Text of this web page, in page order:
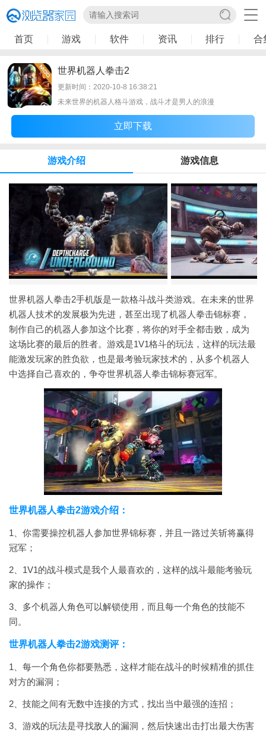
首页 游戏 软件 资讯 排行 合
世界机器人拳击2
更新时间：2020-10-8 16:38:21
未来世界的机器人格斗游戏，战斗才是男人的浪漫
立即下载
游戏介绍 游戏信息
世界机器人拳击2手机版是一款格斗战斗类游戏。在未来的世界
机器人技术的发展极为先进，甚至出现了机器人拳击锦标赛，
制作自己的机器人参加这个比赛，将你的对手全都击败，成为
这场比赛的最后的胜者。游戏是1V1格斗的玩法，这样的玩法最
能激发玩家的胜负欲，也是最考验玩家技术的，从多个机器人
中选择自己喜欢的，争夺世界机器人拳击锦标赛冠军。
世界机器人拳击2游戏介绍：
1、你需要操控机器人参加世界锦标赛，并且一路过关斩将赢得
冠军；
2、1V1的战斗模式是我个人最喜欢的，这样的战斗最能考验玩
家的操作；
3、多个机器人角色可以解锁使用，而且每一个角色的技能不
同。
世界机器人拳击2游戏测评：
1、每一个角色你都要熟悉，这样才能在战斗的时候精准的抓住
对方的漏洞；
2、技能之间有无数中连接的方式，找出当中最强的连招；
3、游戏的玩法是寻找敌人的漏洞，然后快速出击打出最大伤害